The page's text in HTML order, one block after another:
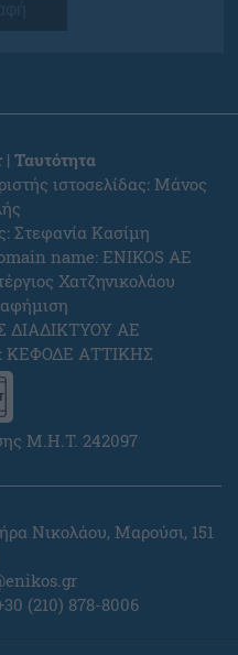
Ταυτότητα
ιστοσελίδας: Μάνος
Στεφανία Κασίμη
name: ENIKOS AE
Χατζηνικολάου
ΔΙΑΔΙΚΤΥΟΥ ΑΕ
ΚΕΦΟΔΕ ΑΤΤΙΚΗΣ
Μ.Η.Τ. 242097
Νικολάου, Μαρούσι, 151
(210) 878-8006